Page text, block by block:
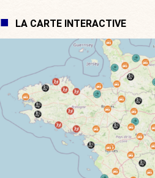
LA CARTE INTERACTIVE